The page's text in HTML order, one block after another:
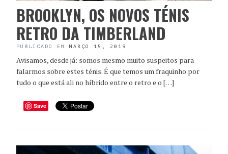
BROOKLYN, OS NOVOS TÉNIS
RETRO DA TIMBERLAND
PUBLICADO EM MARÇO 15, 2019
Avisamos, desde já: somos mesmo muito suspeitos para
falarmos sobre estes ténis. É que temos um fraquinho por
tudo o que está ali no híbrido entre o retro e o […]
Save